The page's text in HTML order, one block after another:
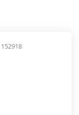
152918